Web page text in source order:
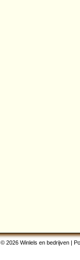
© 2026 Winlels en bedrijven |